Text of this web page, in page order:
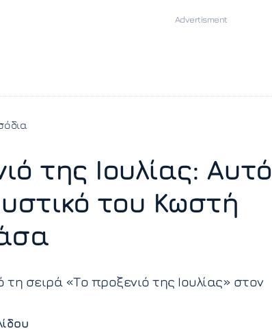
της Ιουλίας: Αυτό
του Κωστή
τη σειρά «Το προξενιό της Ιουλίας» στον